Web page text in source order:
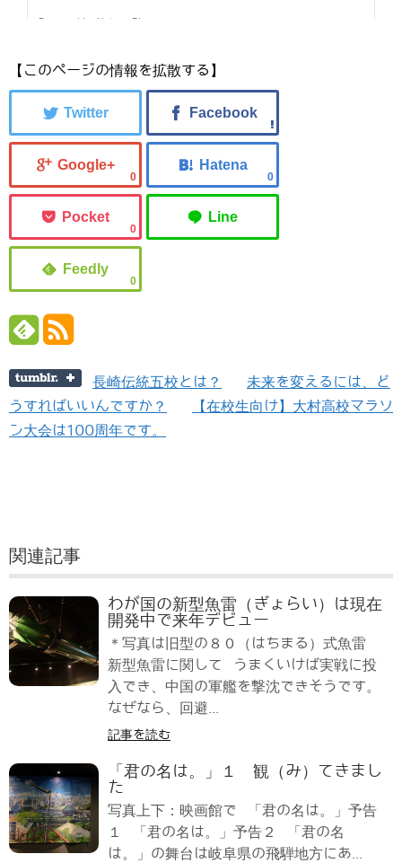
【このページの情報を拡散する】
0 0
0
0
長崎伝統五校とは？
未来を変えるには、ど
うすればいいんですか？
【在校生向け】大村高校マラソ
ン大会は100周年です。
関連記事
わが国の新型魚雷（ぎょらい）は現在
開発中で来年デビュー
＊写真は旧型の８０（はちまる）式魚雷
新型魚雷に関して うまくいけば実戦に投
入でき、中国の軍艦を撃沈できそうです。
なぜなら、回避...
記事を読む
「君の名は。」１ 観（み）てきまし
た
写真上下：映画館で 「君の名は。」予告
１ 「君の名は。」予告２ 「君の名
は。」の舞台は岐阜県の飛騨地方にあ...